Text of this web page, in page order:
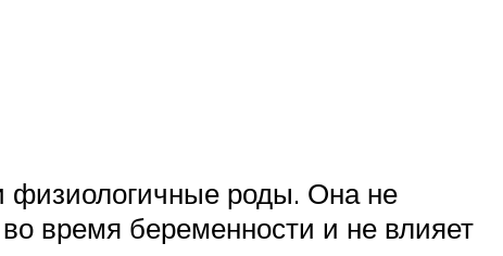
роды. Она не
время беременности и не влияет